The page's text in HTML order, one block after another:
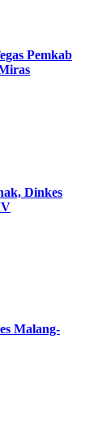
Pemkab
Dinkes
Malang-